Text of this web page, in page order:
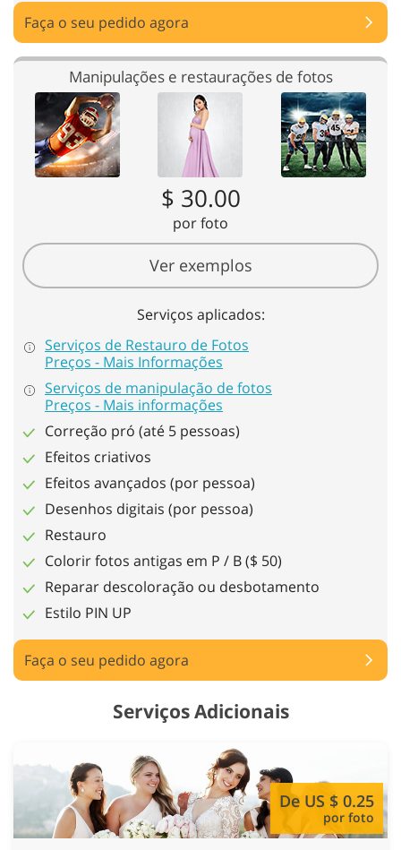
Faça o seu pedido agora
Manipulações e restaurações de fotos
$ 30.00
por foto
Ver exemplos
Serviços aplicados:
Serviços de Restauro de Fotos
Preços - Mais Informações
Serviços de manipulação de fotos
Preços - Mais informações
Correção pró (até 5 pessoas)
Efeitos criativos
Efeitos avançados (por pessoa)
Desenhos digitais (por pessoa)
Restauro
Colorir fotos antigas em P / B ($ 50)
Reparar descoloração ou desbotamento
Estilo PIN UP
Faça o seu pedido agora
Serviços Adicionais
De US $ 0.25
por foto